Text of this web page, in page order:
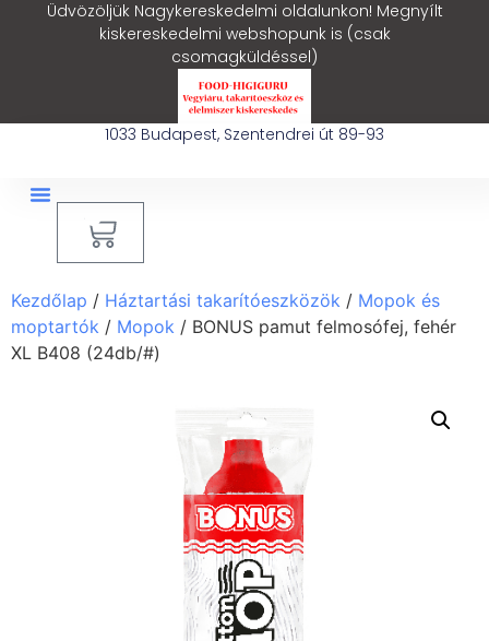
Üdvözöljük Nagykereskedelmi oldalunkon! Megnyílt
kiskereskedelmi webshopunk is (csak
csomagküldéssel)
1033 Budapest, Szentendrei út 89-93
Kezdőlap / Háztartási takarítóeszközök / Mopok és
moptartók / Mopok / BONUS pamut felmosófej, fehér
XL B408 (24db/#)